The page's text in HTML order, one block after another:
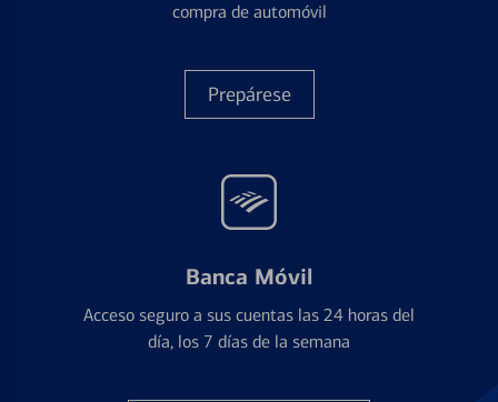
compra de automóvil
Prepárese
Banca Móvil
Acceso seguro a sus cuentas las 24 horas del
día, los 7 días de la semana